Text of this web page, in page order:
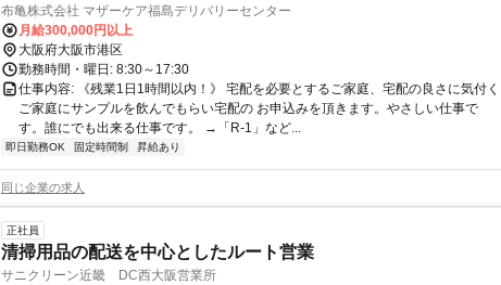
布亀株式会社 マザーケア福島デリバリーセンター
月給300,000円以上
大阪府大阪市港区
勤務時間・曜日: 8:30～17:30
仕事内容: 《残業1日1時間以内！》 宅配を必要とするご家庭、宅配の良さに気付く
ご家庭にサンプルを飲んでもらい宅配の お申込みを頂きます。やさしい仕事で
す。誰にでも出来る仕事です。 →「R-1」など...
即日勤務OK 固定時間制 昇給あり
同じ企業の求人
正社員
清掃用品の配送を中心としたルート営業
サニクリーン近畿 DC西大阪営業所